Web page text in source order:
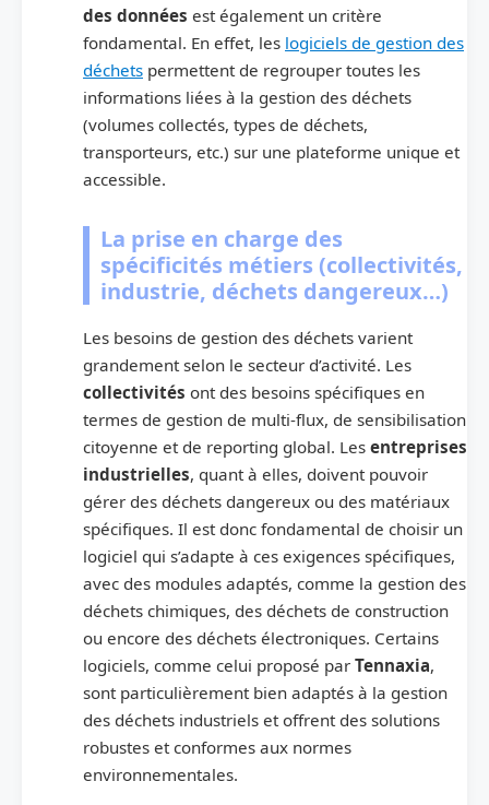
des données est également un critère
fondamental. En effet, les logiciels de gestion des
déchets permettent de regrouper toutes les
informations liées à la gestion des déchets
(volumes collectés, types de déchets,
transporteurs, etc.) sur une plateforme unique et
accessible.
La prise en charge des
spécificités métiers (collectivités,
industrie, déchets dangereux…)
Les besoins de gestion des déchets varient
grandement selon le secteur d’activité. Les
collectivités ont des besoins spécifiques en
termes de gestion de multi-flux, de sensibilisation
citoyenne et de reporting global. Les entreprises
industrielles, quant à elles, doivent pouvoir
gérer des déchets dangereux ou des matériaux
spécifiques. Il est donc fondamental de choisir un
logiciel qui s’adapte à ces exigences spécifiques,
avec des modules adaptés, comme la gestion des
déchets chimiques, des déchets de construction
ou encore des déchets électroniques. Certains
logiciels, comme celui proposé par Tennaxia,
sont particulièrement bien adaptés à la gestion
des déchets industriels et offrent des solutions
robustes et conformes aux normes
environnementales.